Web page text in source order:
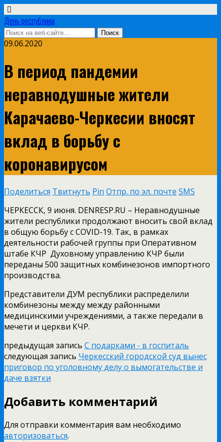
День республики
09.06.2020
В период пандемии
неравнодушные жители
Карачаево-Черкесии вносят
вклад в борьбу с
коронавирусом
Поделиться Твитнуть Pin Отпр. по эл. почте SMS
ЧЕРКЕССК, 9 июня. DENRESP.RU – Неравнодушные
жители республики продолжают вносить свой вклад
в общую борьбу с COVID-19. Так, в рамках
деятельности рабочей группы при Оперативном
штабе КЧР Духовному управлению КЧР были
переданы 500 защитных комбинезонов импортного
производства.
Представители ДУМ республики распределили
комбинезоны между между районными
медицинскими учреждениями, а также передали в
мечети и церкви КЧР.
предыдущая запись С подарками - в госпиталь
следующая запись Черкесский городской суд вынес
приговор по уголовному делу о вымогательстве и
даче взятки
Добавить комментарий
Для отправки комментария вам необходимо
авторизоваться.